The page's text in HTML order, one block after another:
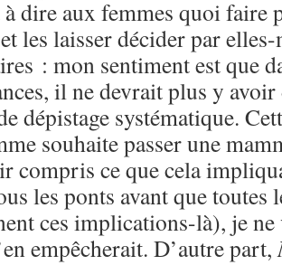
dire aux femmes quoi faire
les laisser décider par elles-
: mon sentiment est que
il ne devrait plus y avoir
dépistage systématique.
souhaite passer une
compris ce que cela
les ponts avant que toutes
ces implications-là), je ne
empêcherait. D’autre part,